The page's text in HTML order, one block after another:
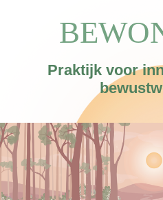
Praktijk voor